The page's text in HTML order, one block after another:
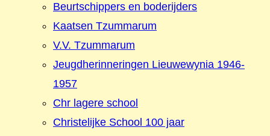
Beurtschippers en boderijders
Kaatsen Tzummarum
V.V. Tzummarum
Jeugdherinneringen Lieuwewynia 1946-
1957
Chr lagere school
Christelijke School 100 jaar